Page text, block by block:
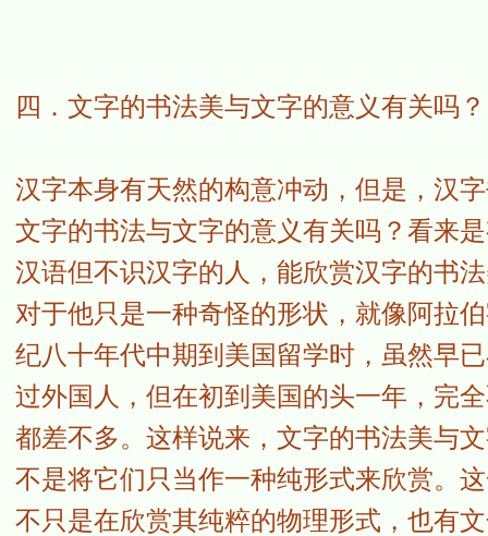
四．文字的书法美与文字的意义有关吗？
汉字本身有天然的构意冲动，但是，汉
文字的书法与文字的意义有关吗？看来
汉语但不识汉字的人，能欣赏汉字的书
对于他只是一种奇怪的形状，就像阿拉
纪八十年代中期到美国留学时，虽然早
过外国人，但在初到美国的头一年，完
都差不多。这样说来，文字的书法美与
不是将它们只当作一种纯形式来欣赏。
不只是在欣赏其纯粹的物理形式，也有